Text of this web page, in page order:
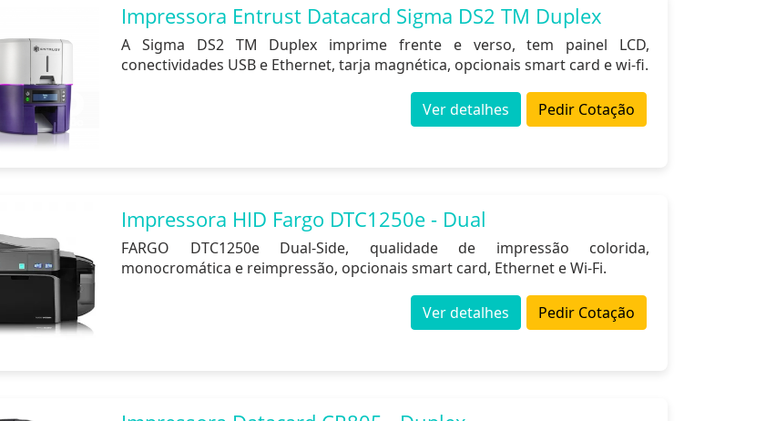
Impressora Entrust Datacard Sigma DS2 TM Duplex
A Sigma DS2 TM Duplex imprime frente e verso, tem painel LCD,
conectividades USB e Ethernet, tarja magnética, opcionais smart card e wi-fi.
Pedir Cotação
Ver detalhes
Impressora HID Fargo DTC1250e - Dual
FARGO DTC1250e Dual-Side, qualidade de impressão colorida,
monocromática e reimpressão, opcionais smart card, Ethernet e Wi-Fi.
Pedir Cotação
Ver detalhes